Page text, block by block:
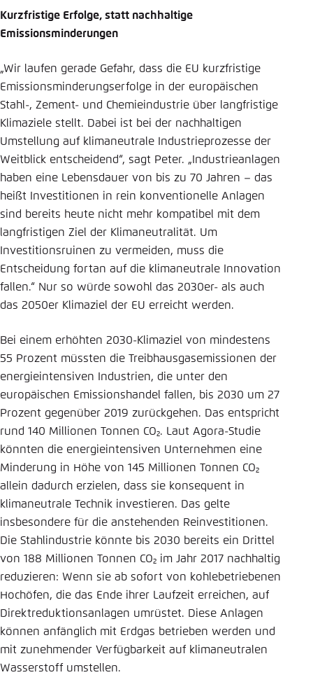
Kurzfristige Erfolge, statt nachhaltige
Emissionsminderungen
„Wir laufen gerade Gefahr, dass die EU kurzfristige
Emissionsminderungserfolge in der europäischen
Stahl-, Zement- und Chemieindustrie über langfristige
Klimaziele stellt. Dabei ist bei der nachhaltigen
Umstellung auf klimaneutrale Industrieprozesse der
Weitblick entscheidend“, sagt Peter. „Industrieanlagen
haben eine Lebensdauer von bis zu 70 Jahren – das
heißt Investitionen in rein konventionelle Anlagen
sind bereits heute nicht mehr kompatibel mit dem
langfristigen Ziel der Klimaneutralität. Um
Investitionsruinen zu vermeiden, muss die
Entscheidung fortan auf die klimaneutrale Innovation
fallen.“ Nur so würde sowohl das 2030er- als auch
das 2050er Klimaziel der EU erreicht werden.
Bei einem erhöhten 2030-Klimaziel von mindestens
55 Prozent müssten die Treibhausgasemissionen der
energieintensiven Industrien, die unter den
europäischen Emissionshandel fallen, bis 2030 um 27
Prozent gegenüber 2019 zurückgehen. Das entspricht
rund 140 Millionen Tonnen CO₂. Laut Agora-Studie
könnten die energieintensiven Unternehmen eine
Minderung in Höhe von 145 Millionen Tonnen CO₂
allein dadurch erzielen, dass sie konsequent in
klimaneutrale Technik investieren. Das gelte
insbesondere für die anstehenden Reinvestitionen.
Die Stahlindustrie könnte bis 2030 bereits ein Drittel
von 188 Millionen Tonnen CO₂ im Jahr 2017 nachhaltig
reduzieren: Wenn sie ab sofort von kohlebetriebenen
Hochöfen, die das Ende ihrer Laufzeit erreichen, auf
Direktreduktionsanlagen umrüstet. Diese Anlagen
können anfänglich mit Erdgas betrieben werden und
mit zunehmender Verfügbarkeit auf klimaneutralen
Wasserstoff umstellen.